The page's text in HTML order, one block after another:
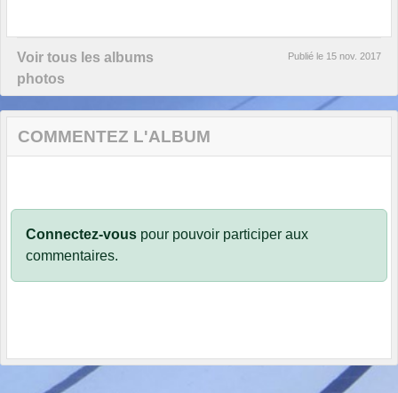
Voir tous les albums
photos
Publié le 15 nov. 2017
COMMENTEZ L'ALBUM
Connectez-vous pour pouvoir participer aux
commentaires.